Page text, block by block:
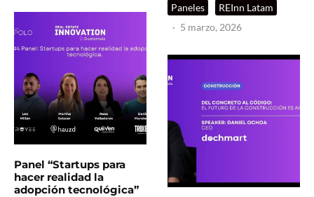
Panel “Startups para
hacer realidad la
adopción tecnológica”
Paneles
REInn Latam
· 5 marzo, 2026